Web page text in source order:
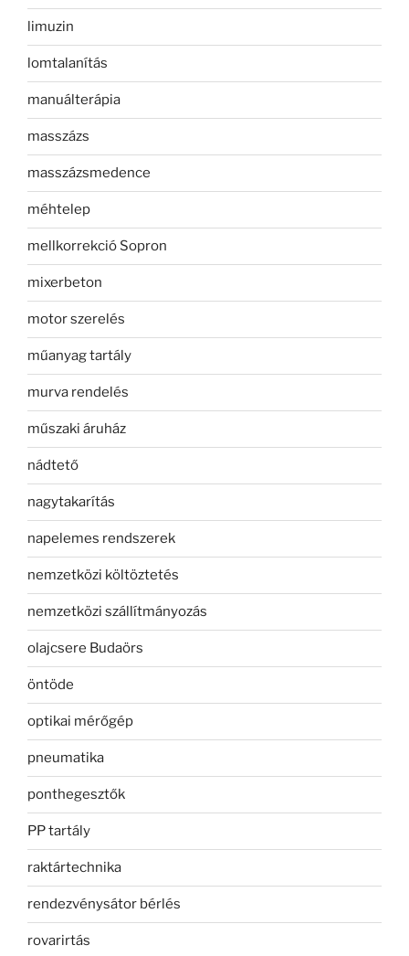
limuzin
lomtalanítás
manuálterápia
masszázs
masszázsmedence
méhtelep
mellkorrekció Sopron
mixerbeton
motor szerelés
műanyag tartály
murva rendelés
műszaki áruház
nádtető
nagytakarítás
napelemes rendszerek
nemzetközi költöztetés
nemzetközi szállítmányozás
olajcsere Budaörs
öntöde
optikai mérőgép
pneumatika
ponthegesztők
PP tartály
raktártechnika
rendezvénysátor bérlés
rovarirtás